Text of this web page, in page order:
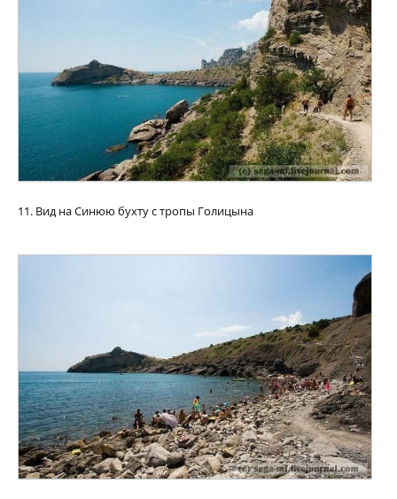
11. Вид на Синюю бухту с тропы Голицына